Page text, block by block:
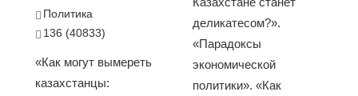
Политика
136 (40833)
«Как могут вымереть
казахстанцы:
деликатесом?».
«Парадоксы
экономической
политики». «Как